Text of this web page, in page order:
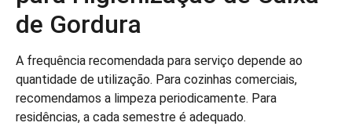
de Gordura
A frequência recomendada para serviço depende ao
quantidade de utilização. Para cozinhas comerciais,
recomendamos a limpeza periodicamente. Para
residências, a cada semestre é adequado.